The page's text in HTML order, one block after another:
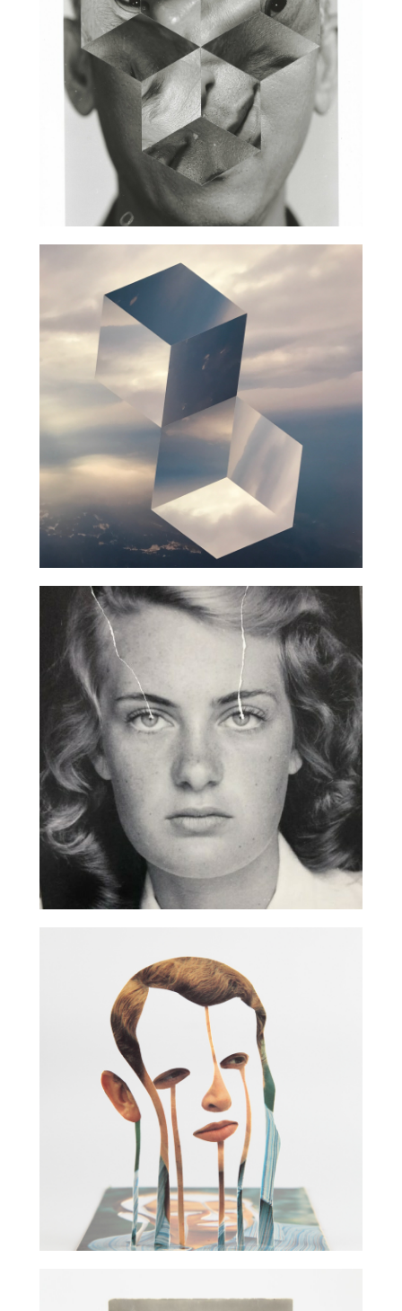
Кенсуке Коикэ
Кенсуке Коикэ переставляя и соединяя заново части на винтажных
фотографиях, купленных на блошиных рынках, придает им новое звучание и
смысл, превращая их в арт объекты!
Подпишись на FotoSlovo!